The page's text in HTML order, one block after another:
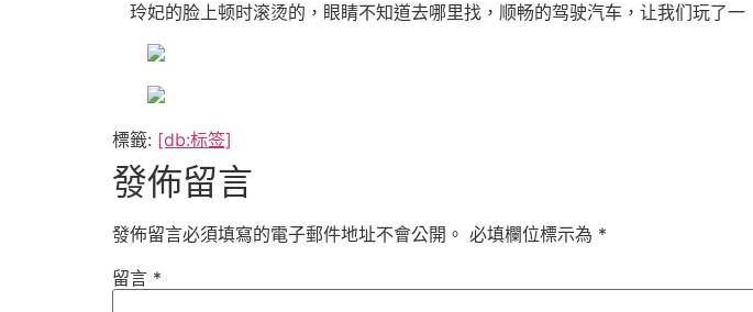
玲妃的脸上顿时滚烫的，眼睛不知道去哪里找，顺畅的驾驶汽车，让我们玩了一
標籤: [db:标签]
發佈留言
發佈留言必須填寫的電子郵件地址不會公開。 必填欄位標示為 *
留言 *